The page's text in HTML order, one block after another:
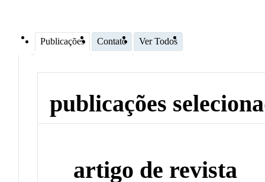
Publicações Contato Ver Todos
publicações
artigo de revista